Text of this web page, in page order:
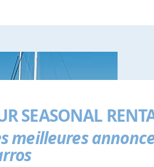
SEASONAL
meilleures